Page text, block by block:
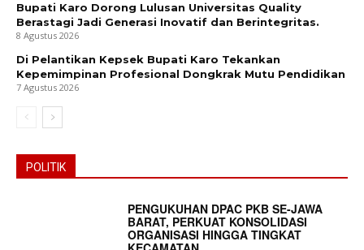
Bupati Karo Dorong Lulusan Universitas Quality
Berastagi Jadi Generasi Inovatif dan Berintegritas.
8 Agustus 2026
Di Pelantikan Kepsek Bupati Karo Tekankan
Kepemimpinan Profesional Dongkrak Mutu Pendidikan
7 Agustus 2026
POLITIK
PENGUKUHAN DPAC PKB SE-JAWA
BARAT, PERKUAT KONSOLIDASI
ORGANISASI HINGGA TINGKAT